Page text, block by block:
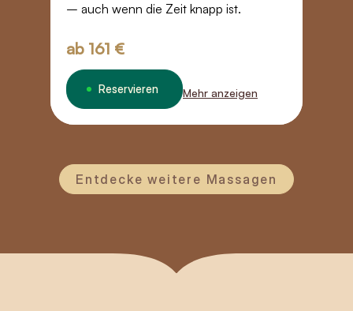
– auch wenn die Zeit knapp ist.
ab 161 €
Reservieren Mehr anzeigen
Entdecke weitere Massagen